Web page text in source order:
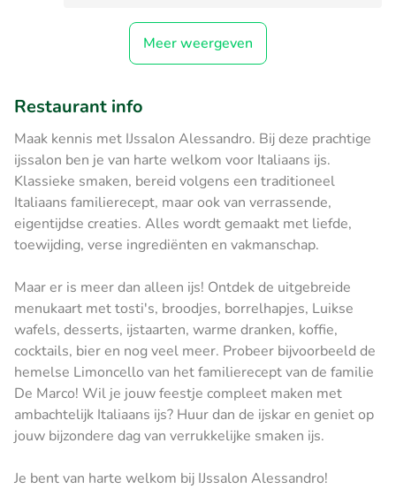
Meer weergeven
Restaurant info
Maak kennis met IJssalon Alessandro. Bij deze prachtige
ijssalon ben je van harte welkom voor Italiaans ijs.
Klassieke smaken, bereid volgens een traditioneel
Italiaans familierecept, maar ook van verrassende,
eigentijdse creaties. Alles wordt gemaakt met liefde,
toewijding, verse ingrediënten en vakmanschap.
Maar er is meer dan alleen ijs! Ontdek de uitgebreide
menukaart met tosti's, broodjes, borrelhapjes, Luikse
wafels, desserts, ijstaarten, warme dranken, koffie,
cocktails, bier en nog veel meer. Probeer bijvoorbeeld de
hemelse Limoncello van het familierecept van de familie
De Marco! Wil je jouw feestje compleet maken met
ambachtelijk Italiaans ijs? Huur dan de ijskar en geniet op
jouw bijzondere dag van verrukkelijke smaken ijs.
Je bent van harte welkom bij IJssalon Alessandro!